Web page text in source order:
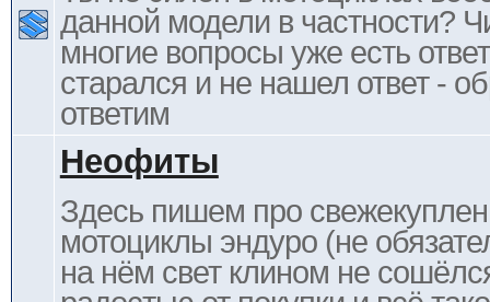
данной модели в частности?
многие вопросы уже есть
старался и не нашел ответ -
ответим
Неофиты
Здесь пишем про
мотоциклы эндуро (не
на нём свет клином не